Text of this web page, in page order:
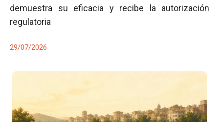
demuestra su eficacia y recibe la autorización
regulatoria
29/07/2026